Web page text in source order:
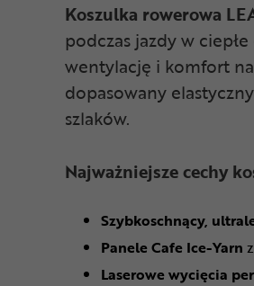
Koszulka rowerowa
podczas jazdy w
wentylację i komfort
dopasowany
szlaków.
Najważniejsze cechy
Szybkoschnący,
Panele Cafe Ice-Yarn
Laserowe wycięcia